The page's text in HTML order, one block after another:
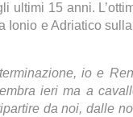
ultimi 15 anni.
Ionio e Adriatico
io e
ieri ma a
da noi, dalle